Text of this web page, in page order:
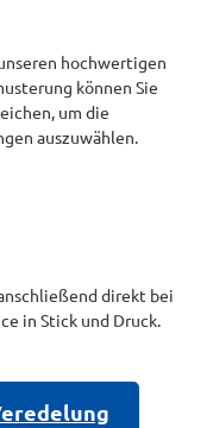
hochwertigen
können Sie
um die
auszuwählen.
direkt bei
in Stick und Druck.